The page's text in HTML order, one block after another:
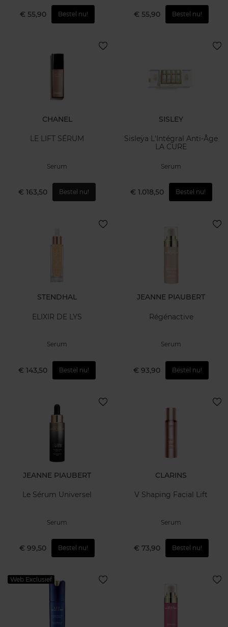
€ 55,90 Bestel nu! € 55,90 Bestel nu!
CHANEL
LE LIFT SÉRUM
Serum
€ 163,50 Bestel nu!
SISLEY
Sisleÿa L'Intégral Anti-Âge
LA CURE
Serum
€ 1.018,50 Bestel nu!
STENDHAL
ELIXIR DE LYS
Serum
€ 143,50 Bestel nu!
JEANNE PIAUBERT
Régénactive
Serum
€ 93,90 Bestel nu!
JEANNE PIAUBERT
Le Sérum Universel
Serum
€ 99,50 Bestel nu!
CLARINS
V Shaping Facial Lift
Serum
€ 73,90 Bestel nu!
Web Exclusief